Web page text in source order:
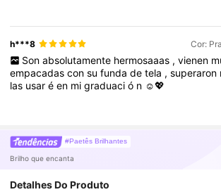
h***8 Cor:
Son absolutamente hermosaaas , vienen
empacadasconsufundadetela ,superaron
las usaréen migraduació n ☺️💖
#Paetês Brilhantes
Brilho que encanta
Detalhes Do Produto
4,79 496 Seguidores